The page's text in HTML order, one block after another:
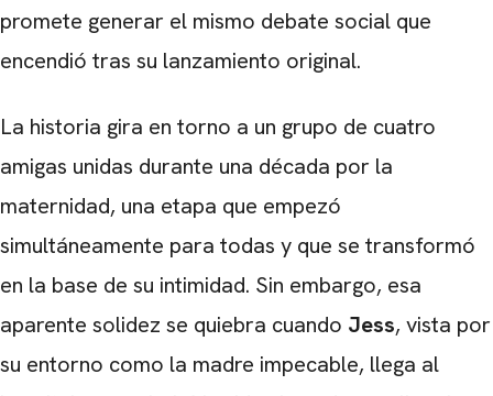
promete generar el mismo debate social que
encendió tras su lanzamiento original.
La historia gira en torno a un grupo de cuatro
amigas unidas durante una década por la
maternidad, una etapa que empezó
simultáneamente para todas y que se transformó
en la base de su intimidad. Sin embargo, esa
aparente solidez se quiebra cuando Jess, vista por
su entorno como la madre impecable, llega al